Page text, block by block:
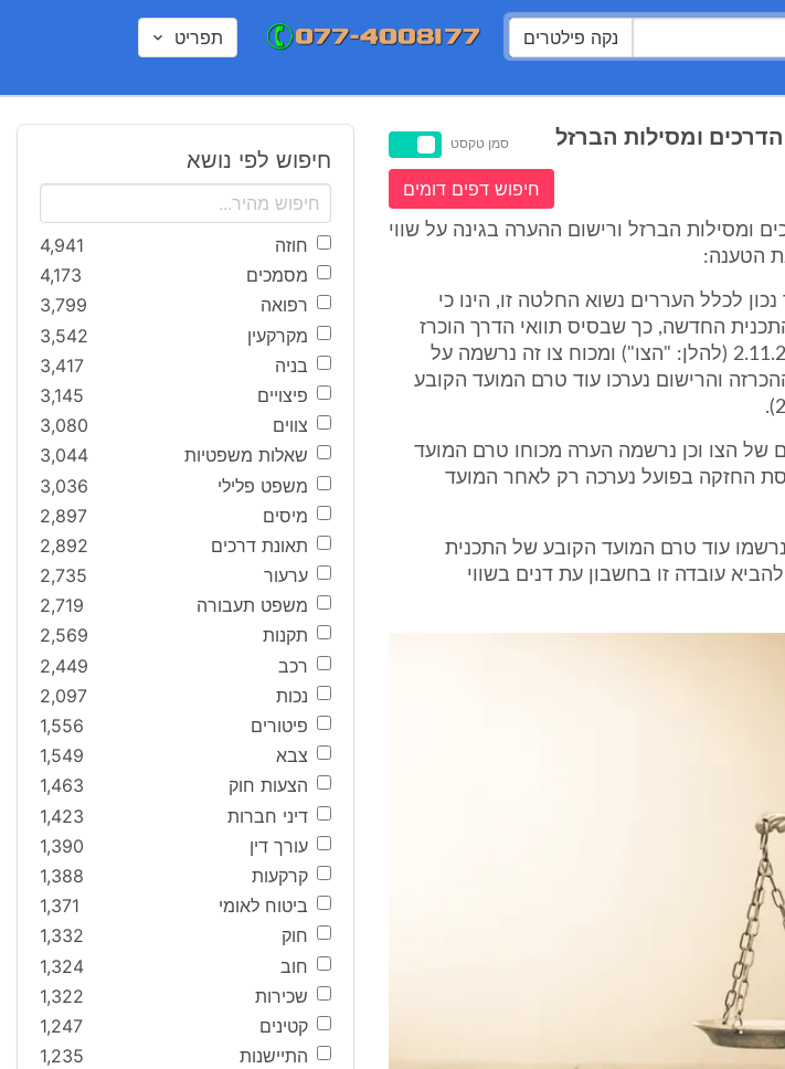
נקה פילטרים תפריט
ומסילות הברזל סמן טקסט
חיפוש דפים דומים
ומסילות הברזל ורישום ההערה בגינה על שווי
הטענה:
לכלל העררים נשוא החלטה זו, הינו כי
החדשה, כך שבסיס תוואי הדרך הוכרז
בצו הדרכים ומסילות הברזל מיום 2.11.2002 (להלן: "הצו") ומכוח צו זה נרשמה על
בשנת 2002. כלומר ההכרזה והרישום נערכו עוד טרם המועד הקובע
של הצו וכן נרשמה הערה מכוחו טרם המועד
החזקה בפועל נערכה רק לאחר המועד
עוד טרם המועד הקובע של התכנית
עובדה זו בחשבון עת דנים בשווי
חיפוש לפי נושא
חוזה
4,941
מסמכים
4,173
רפואה
3,799
מקרקעין
3,542
בניה
3,417
פיצויים
3,145
צווים
3,080
שאלות משפטיות
3,044
משפט פלילי
3,036
מיסים
2,897
תאונת דרכים
2,892
ערעור
2,735
משפט תעבורה
2,719
תקנות
2,569
רכב
2,449
נכות
2,097
פיטורים
1,556
צבא
1,549
הצעות חוק
1,463
דיני חברות
1,423
עורך דין
1,390
קרקעות
1,388
ביטוח לאומי
1,371
חוק
1,332
חוב
1,324
שכירות
1,322
קטינים
1,247
התיישנות
1,235